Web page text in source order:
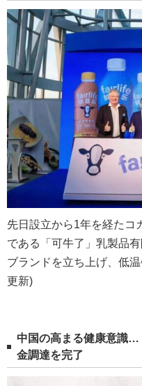
先日設立から1年を経たコ
である「可牛了」乳製品
ブランドを立ち上げ、低
更新)
中国の高まる健康意識…
金調達を完了